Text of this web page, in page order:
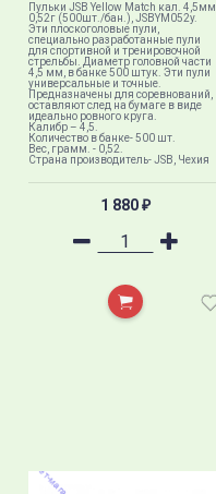
Пульки JSB Yellow Match кал. 4,5мм,
0,52г (500шт./бан.), JSBYM052y.
Эти плоскоголовые пули,
специально разработанные пули
для спортивной и тренировочной
стрельбы. Диаметр головной части
4,5 мм, в банке 500 штук. Эти пули
универсальные и точные.
Предназначены для соревнований,
оставляют след на бумаге в виде
идеально ровного круга.
Калибр – 4,5.
Количество в банке- 500 шт.
Вес, грамм. - 0,52.
Страна производитель- JSB, Чехия
1 880 ₽